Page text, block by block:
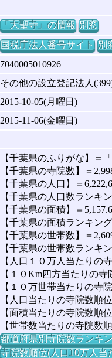
「大聖寺」の情報 別窓
国税庁法人番号サイト 別
7040005010926
その他の設立登記法人
2015-10-05(月曜日)
2015-11-06(金曜日)
【千葉県のふりがな】＝
【千葉県の寺院数】＝
【千葉県の人口】＝
【千葉県の人口数ランキ
【千葉県の面積】＝
【千葉県の面積ランキン
【千葉県の世帯数】＝
【千葉県の世帯数ランキ
【人口１０万人当たりの
【１０Km四方当たりの寺
【１０万世帯当たりの寺
【人口当たりの寺院数順
【面積当たりの寺院数順
【世帯数当たりの寺院数
都道府県別寺院数ランキ
寺院数順位(人口10万人当